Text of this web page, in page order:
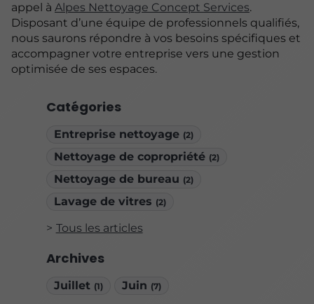
Catégories
Entreprise nettoyage (2)
Nettoyage de copropriété (2)
Nettoyage de bureau (2)
Lavage de vitres (2)
Tous les articles
Archives
Juillet (1) Juin (7)
appel à Alpes Nettoyage Concept Services.
Disposant d’une équipe de professionnels qualifiés,
nous saurons répondre à vos besoins spécifiques et
accompagner votre entreprise vers une gestion
optimisée de ses espaces.